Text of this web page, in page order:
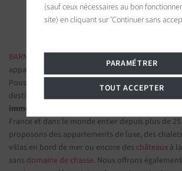
Suivez-nous sur les réseaux
BARNES IMMOBILIER DE LUXE - Les plus belles
appartements de prestige
Poussez la porte d'une de nosagences
destinations et confiez-nous vos projets
immobilier de prestige
spécialisé dans les
France et dans le monde entier depuis plus de
proposons des appartements de luxe, des
villas en bord de mer ou encore des châteaux à
sans domaine de chasse. Nous offrons
(sauf ceux nécessaires au bon
site) en cliquant sur 'Continuer sans
PARAMÉTRER
TOUT ACCEPTER